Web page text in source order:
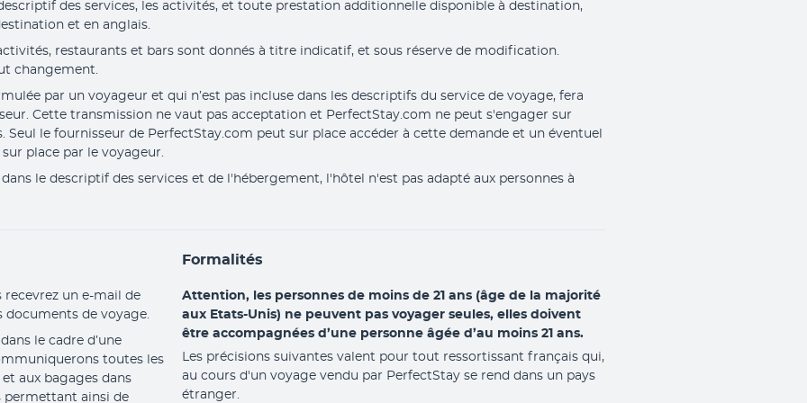
des services, les activités, et toute prestation additionnelle disponible à destination,
et en anglais.
restaurants et bars sont donnés à titre indicatif, et sous réserve de modification.
changement.
par un voyageur et qui n’est pas incluse dans les descriptifs du service de voyage, fera
Cette transmission ne vaut pas acceptation et PerfectStay.com ne peut s'engager sur
Seul le fournisseur de PerfectStay.com peut sur place accéder à cette demande et un éventuel
place par le voyageur.
le descriptif des services et de l'hébergement, l'hôtel n'est pas adapté aux personnes à
un e-mail de
documents de voyage.
le cadre d’une
toutes les
aux bagages dans
permettant ainsi de
Formalités
Attention, les personnes de moins de 21 ans (âge de la majorité
aux Etats-Unis) ne peuvent pas voyager seules, elles doivent
être accompagnées d’une personne âgée d’au moins 21 ans.
Les précisions suivantes valent pour tout ressortissant français qui,
au cours d'un voyage vendu par PerfectStay se rend dans un pays
étranger.